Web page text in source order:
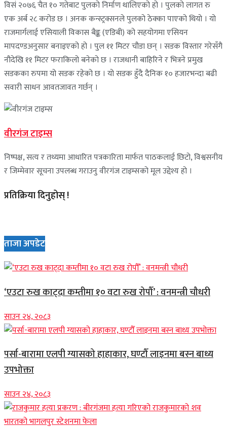
विसं २०७६ चैत १० गतेबाट पुलको निर्माण थालिएको हो । पुलको लागत रु
एक अर्ब २८ करोड छ । अनक कन्स्ट्रक्सनले पुलको ठेक्का पाएको थियो । यो
राजमार्गलाई एसियाली विकास बैङ्क (एडिबी) को सहयोगमा एसियन
मापदण्डअनुसार बनाइएको हो । पुल ११ मिटर चौडा छन् । सडक विस्तार गरेसँगै
नौदेखि ११ मिटर फराकिलो बनेको छ । राजधानी बाहिरिने र भित्रने प्रमुख
सडकका रुपमा यो सडक रहेको छ । यो सडक हुँदै दैनिक १० हजारभन्दा बढी
सवारी साधन आवतजावत गर्छन् ।
वीरगंज टाइम्स
निष्पक्ष, सत्य र तथ्यमा आधारित पत्रकारिता मार्फत पाठकलाई छिटो, विश्वसनीय
र जिम्मेवार सूचना उपलब्ध गराउनु वीरगंज टाइम्सको मूल उद्देश्य हो ।
प्रतिक्रिया दिनुहोस् !
ताजा अपडेट
‘एउटा रुख काट्दा कम्तीमा १० वटा रुख रोपौँ’ : वनमन्त्री चौधरी
साउन २४, २०८३
पर्सा-बारामा एलपी ग्यासको हाहाकार, घण्टौँ लाइनमा बस्न बाध्य
उपभोक्ता
साउन २४, २०८३